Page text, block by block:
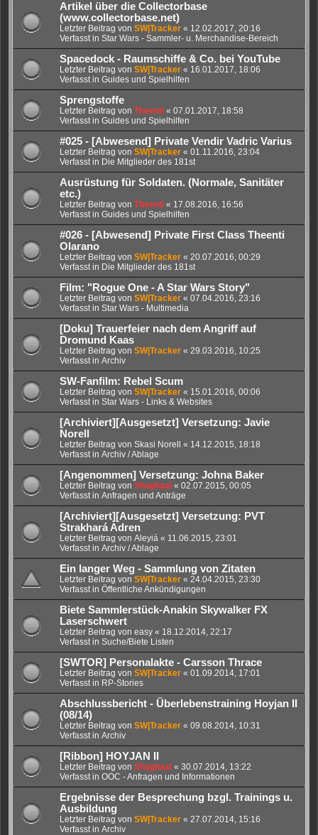
Artikel über die Collectorbase
(www.collectorbase.net)
Letzter Beitrag von SW|Tracker « 12.02.2017, 20:16
Verfasst in Star Wars - Sammler- u. Merchandise-Bereich
Spacedock - Raumschiffe & Co. bei YouTube
Letzter Beitrag von SW|Tracker « 16.01.2017, 18:06
Verfasst in Guides und Spielhilfen
Sprengstoffe
Letzter Beitrag von Theenti « 07.01.2017, 18:58
Verfasst in Guides und Spielhilfen
#025 - [Abwesend] Private Vendir Vadric Varius
Letzter Beitrag von SW|Tracker « 01.11.2016, 23:04
Verfasst in Die Mitglieder des 181st
Ausrüstung für Soldaten. (Normale, Sanitäter
etc.)
Letzter Beitrag von Theenti « 17.08.2016, 16:56
Verfasst in Guides und Spielhilfen
#026 - [Abwesend] Private First Class Theenti
Olarano
Letzter Beitrag von SW|Tracker « 20.07.2016, 00:29
Verfasst in Die Mitglieder des 181st
Film: "Rogue One - A Star Wars Story"
Letzter Beitrag von SW|Tracker « 07.04.2016, 23:16
Verfasst in Star Wars - Multimedia
[Doku] Trauerfeier nach dem Angriff auf
Dromund Kaas
Letzter Beitrag von SW|Tracker « 29.03.2016, 10:25
Verfasst in Archiv
SW-Fanfilm: Rebel Scum
Letzter Beitrag von SW|Tracker « 15.01.2016, 00:06
Verfasst in Star Wars - Links & Websites
[Archiviert][Ausgesetzt] Versetzung: Javie
Norell
Letzter Beitrag von Skasi Norell « 14.12.2015, 18:18
Verfasst in Archiv / Ablage
[Angenommen] Versetzung: Johna Baker
Letzter Beitrag von Shaghaal « 02.07.2015, 00:05
Verfasst in Anfragen und Anträge
[Archiviert][Ausgesetzt] Versetzung: PVT
Strakhará Adren
Letzter Beitrag von Aleyiá « 11.06.2015, 23:01
Verfasst in Archiv / Ablage
Ein langer Weg - Sammlung von Zitaten
Letzter Beitrag von SW|Tracker « 24.04.2015, 23:30
Verfasst in Öffentliche Ankündigungen
Biete Sammlerstück-Anakin Skywalker FX
Laserschwert
Letzter Beitrag von easy « 18.12.2014, 22:17
Verfasst in Suche/Biete Listen
[SWTOR] Personalakte - Carsson Thrace
Letzter Beitrag von SW|Tracker « 01.09.2014, 17:01
Verfasst in RP-Stories
Abschlussbericht - Überlebenstraining Hoyjan II
(08/14)
Letzter Beitrag von SW|Tracker « 09.08.2014, 10:31
Verfasst in Archiv
[Ribbon] HOYJAN II
Letzter Beitrag von Shaghaal « 30.07.2014, 13:22
Verfasst in OOC - Anfragen und Informationen
Ergebnisse der Besprechung bzgl. Trainings u.
Ausbildung
Letzter Beitrag von SW|Tracker « 27.07.2014, 15:16
Verfasst in Archiv